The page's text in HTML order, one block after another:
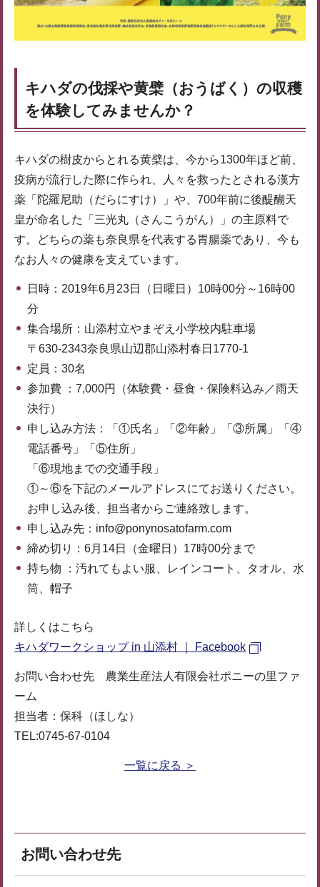
キハダの伐採や黄檗（おうばく）の収穫
を体験してみませんか？
キハダの樹皮からとれる黄檗は、今から1300年ほど前、
疫病が流行した際に作られ、人々を救ったとされる漢方
薬「陀羅尼助（だらにすけ）」や、700年前に後醍醐天
皇が命名した「三光丸（さんこうがん）」の主原料で
す。どちらの薬も奈良県を代表する胃腸薬であり、今も
なお人々の健康を支えています。
日時：2019年6月23日（日曜日）10時00分～16時00
分
集合場所：山添村立やまぞえ小学校内駐車場
〒630-2343奈良県山辺郡山添村春日1770-1
定員：30名
参加費 ：7,000円（体験費・昼食・保険料込み／雨天
決行）
申し込み方法：「①氏名」「②年齢」「③所属」「④
電話番号」「⑤住所」
「⑥現地までの交通手段」
①～⑥を下記のメールアドレスにてお送りください。
お申し込み後、担当者からご連絡致します。
申し込み先：info@ponynosatofarm.com
締め切り：6月14日（金曜日）17時00分まで
持ち物 ：汚れてもよい服、レインコート、タオル、水
筒、帽子
詳しくはこちら
キハダワークショップ in 山添村 ｜ Facebook
お問い合わせ先 農業生産法人有限会社ポニーの里ファ
ーム
担当者：保科（ほしな）
TEL:0745-67-0104
一覧に戻る ＞
お問い合わせ先